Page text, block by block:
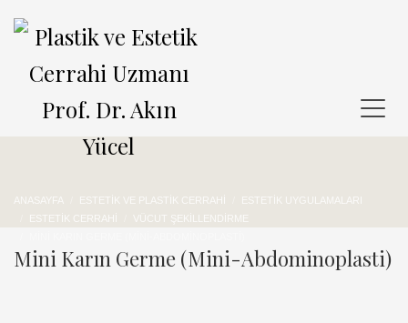
ANASAYFA ESTETIK VE PLASTIK CERRAHI
ESTETIK UYGULAMALARI
ESTETIK CERRAHI
VÜCUT ŞEKILLENDIRME
Mini Karın Germe (Mini-Abdominoplasti)